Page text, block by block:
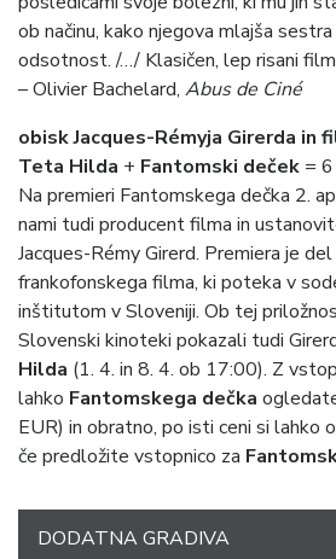
ob načinu, kako njegova mlajša
odsotnost. /…/ Klasičen, lep risani
– Olivier Bachelard, Abus de Ciné
obisk Jacques-Rémyja Girerda in
Teta Hilda + Fantomski deček =
Na premieri Fantomskega dečka 2.
nami tudi producent filma in
Jacques-Rémy Girerd. Premiera je
frankofonskega filma, ki poteka v
inštitutom v Sloveniji. Ob tej
Slovenski kinoteki pokazali tudi
Hilda (1. 4. in 8. 4. ob 17:00). Z
lahko Fantomskega dečka
EUR) in obratno, po isti ceni si lahko
če predložite vstopnico za
DODATNA GRADIVA